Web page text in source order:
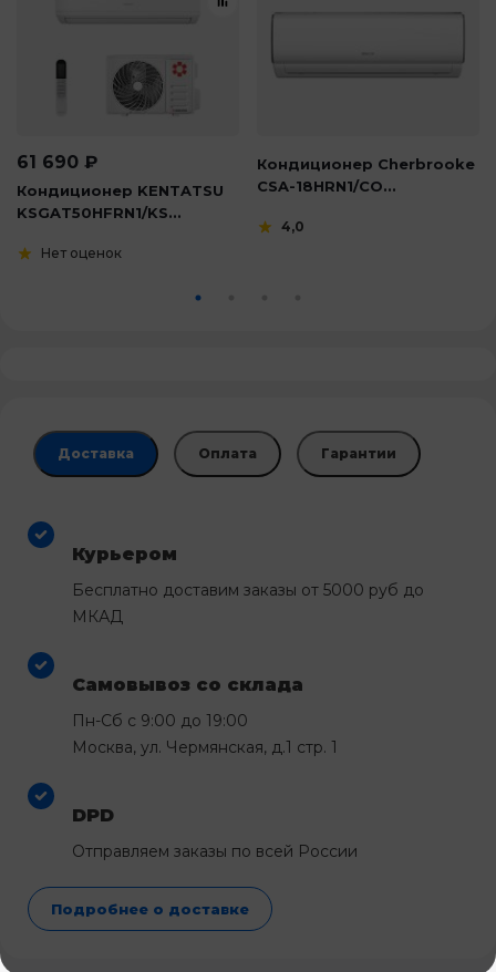
61 690 ₽
Кондиционер KENTATSU
KSGAT50HFRN1/KS...
Нет оценок
Кондиционер Cherbrooke
CSA-18HRN1/CO...
4,0
Доставка Оплата Гарантии
Курьером
Бесплатно доставим заказы от 5000 руб до
МКАД
Самовывоз со склада
Пн-Сб с 9:00 до 19:00
Москва, ул. Чермянская, д.1 стр. 1
DPD
Отправляем заказы по всей России
Подробнее о доставке